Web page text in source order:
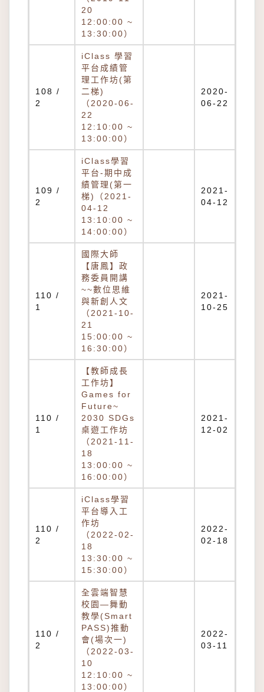
20
12:00:00 ~
13:30:00）
108 /
2
iClass 學習
平台成績管
理工作坊(第
二梯)
（2020-06-
22
12:10:00 ~
13:00:00）
2020-
06-22
109 /
2
iClass學習
平台-期中成
績管理(第一
梯)（2021-
04-12
13:10:00 ~
14:00:00）
2021-
04-12
110 /
1
國際大師
【唐鳳】政
務委員開講
~~數位思維
與新創人文
（2021-10-
21
15:00:00 ~
16:30:00）
2021-
10-25
110 /
1
【教師成長
工作坊】
Games for
Future~
2030 SDGs
桌遊工作坊
（2021-11-
18
13:00:00 ~
16:00:00）
2021-
12-02
110 /
2
iClass學習
平台導入工
作坊
（2022-02-
18
13:30:00 ~
15:30:00）
2022-
02-18
110 /
2
全雲端智慧
校園—舞動
教學(Smart
PASS)推動
會(場次一)
（2022-03-
10
12:10:00 ~
13:00:00）
2022-
03-11